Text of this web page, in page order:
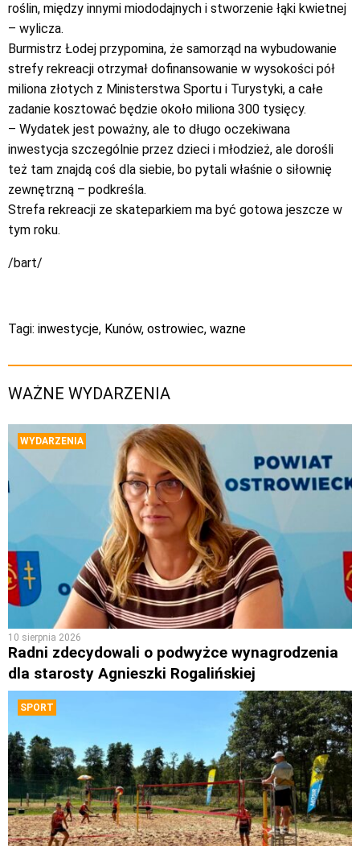
roślin, między innymi miododajnych i stworzenie łąki kwietnej
– wylicza.
Burmistrz Łodej przypomina, że samorząd na wybudowanie
strefy rekreacji otrzymał dofinansowanie w wysokości pół
miliona złotych z Ministerstwa Sportu i Turystyki, a całe
zadanie kosztować będzie około miliona 300 tysięcy.
– Wydatek jest poważny, ale to długo oczekiwana
inwestycja szczególnie przez dzieci i młodzież, ale dorośli
też tam znajdą coś dla siebie, bo pytali właśnie o siłownię
zewnętrzną – podkreśla.
Strefa rekreacji ze skateparkiem ma być gotowa jeszcze w
tym roku.
/bart/
Tagi: inwestycje, Kunów, ostrowiec, wazne
WAŻNE WYDARZENIA
WYDARZENIA
10 sierpnia 2026
Radni zdecydowali o podwyżce wynagrodzenia
dla starosty Agnieszki Rogalińskiej
SPORT